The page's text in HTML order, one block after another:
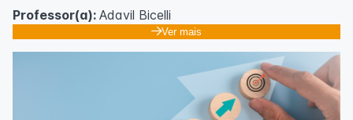
Professor(a): Adavil Bicelli
Ver mais